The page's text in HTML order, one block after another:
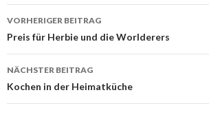
Beitrags-
Navigation
VORHERIGER BEITRAG
Preis für Herbie und die Worlderers
NÄCHSTER BEITRAG
Kochen in der Heimatküche